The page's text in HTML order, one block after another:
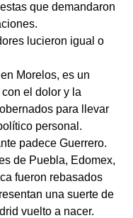
que demandaron
lucieron igual o
Morelos, es un
el dolor y la
para llevar
personal.
padece Guerrero.
de Puebla, Edomex,
fueron rebasados
una suerte de
vuelto a nacer.